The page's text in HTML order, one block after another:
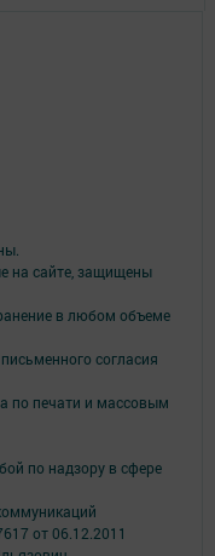
на сайте, защищены
в любом объеме
согласия
по печати и массовым
по надзору в сфере
от 06.12.2011